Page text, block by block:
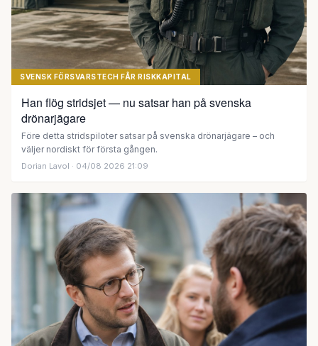
SVENSK FÖRSVARSTECH FÅR RISKKAPITAL
Han flög stridsjet — nu satsar han på svenska
drönarjägare
Före detta stridspiloter satsar på svenska drönarjägare – och
väljer nordiskt för första gången.
Dorian Lavol · 04/08 2026 21:09